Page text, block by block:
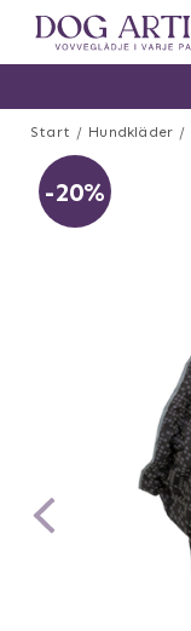
Start Hundkläder
-20%